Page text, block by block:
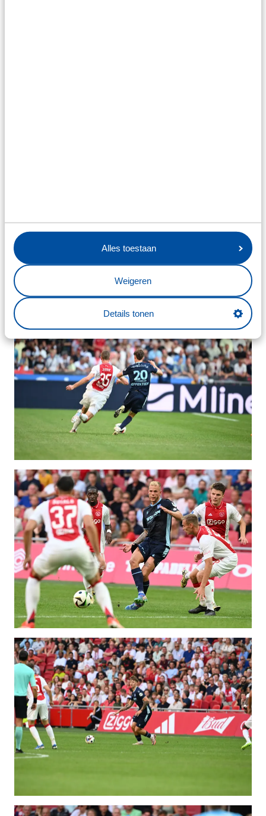
Alles toestaan
Weigeren
Details tonen